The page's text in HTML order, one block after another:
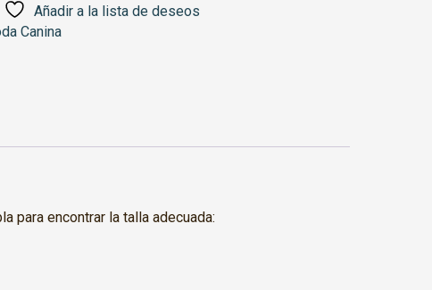
Añadir a la lista de deseos
Canina
para encontrar la talla adecuada: